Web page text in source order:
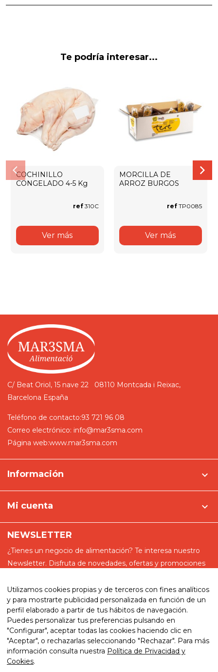
Te podría interesar...
COCHINILLO
CONGELADO 4-5 Kg
ref310C
Ver más
MORCILLA DE
ARROZ BURGOS
refTP0085
Ver más
C/ Beat Oriol, 15 nave 22
08110 Montcada i Reixac,
Barcelona España
Teléfono de contacto:93 721 96 08
Correo electrónico: info@mar3sma.com
Página web:www.mar3sma.com
Información 
Mi cuenta 
NEWSLETTER
¿Tienes un negocio de alimentación? Te interesa nuestro
Newsletter. Disfruta de novedades, ofertas y promociones
He leído y acepto la política de privacidad
Utilizamos cookies propias y de terceros con fines analíticos
y para mostrarte publicidad personalizada en función de un
perfil elaborado a partir de tus hábitos de navegación.
Puedes personalizar tus preferencias pulsando en
"Configurar", aceptar todas las cookies haciendo clic en
"Aceptar", o rechazarlas seleccionando "Rechazar". Para más
información consulta nuestra Política de Privacidad y
Cookies.